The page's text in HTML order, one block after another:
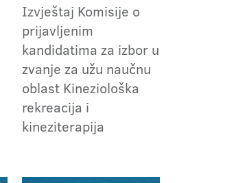
Izvještaj Komisije o
prijavljenim
kandidatima za izbor u
zvanje za užu naučnu
oblast Kineziološka
rekreacija i
kineziterapija